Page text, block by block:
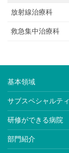
放射線治療科
救急集中治療科
基本領域
サブスペシャルティ
研修ができる病院
部門紹介